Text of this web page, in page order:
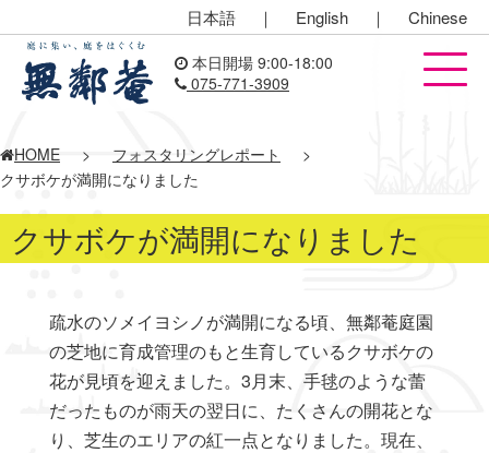
日本語 ｜ English ｜ Chinese
本日開場 9:00-18:00
075-771-3909
HOME > フォスタリングレポート
>
クサボケが満開になりました
クサボケが満開になりました
疏水のソメイヨシノが満開になる頃、無鄰菴庭園
の芝地に育成管理のもと生育しているクサボケの
花が見頃を迎えました。3月末、手毬のような蕾
だったものが雨天の翌日に、たくさんの開花とな
り、芝生のエリアの紅一点となりました。現在、